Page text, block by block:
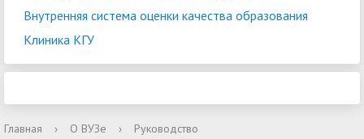
Внутренняя система оценки качества образования
Клиника КГУ
Главная › О ВУЗе › Руководство